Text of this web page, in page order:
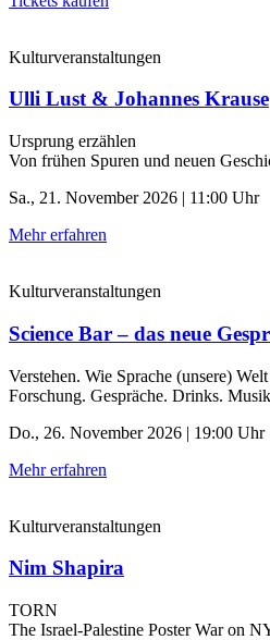
Kulturveranstaltungen
Ulli Lust & Johannes Krause
Ursprung erzählen
Von frühen Spuren und neuen
Sa., 21. November 2026 | 11:00 Uhr
Mehr erfahren
Kulturveranstaltungen
Science Bar – das neue
Verstehen. Wie Sprache (unsere)
Forschung. Gespräche. Drinks.
Do., 26. November 2026 | 19:00 Uhr
Mehr erfahren
Kulturveranstaltungen
Nim Shapira
TORN
The Israel-Palestine Poster War on